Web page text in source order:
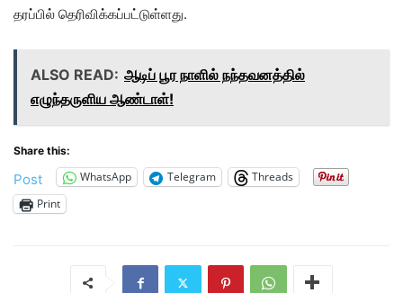
தரப்பில் தெரிவிக்கப்பட்டுள்ளது.
ALSO READ: ஆடிப் பூர நாளில் நந்தவனத்தில்
எழுந்தருளிய ஆண்டாள்!
Share this:
Post WhatsApp Telegram
Threads
Print